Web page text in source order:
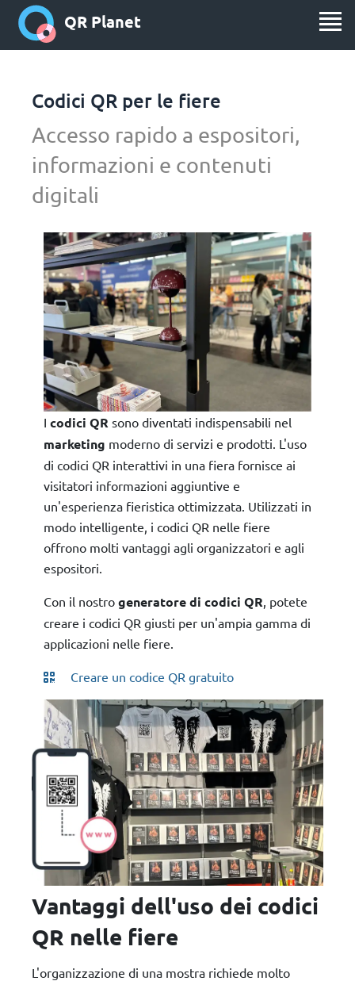
QR Planet
Codici QR per le fiere
Accesso rapido a espositori,
informazioni e contenuti
digitali
I codici QR sono diventati indispensabili nel
marketing moderno di servizi e prodotti. L'uso
di codici QR interattivi in una fiera fornisce ai
visitatori informazioni aggiuntive e
un'esperienza fieristica ottimizzata. Utilizzati in
modo intelligente, i codici QR nelle fiere
offrono molti vantaggi agli organizzatori e agli
espositori.
Con il nostro generatore di codici QR , potete
creare i codici QR giusti per un'ampia gamma di
applicazioni nelle fiere.
Creare un codice QR gratuito
Vantaggi dell'uso dei codici
QR nelle fiere
L'organizzazione di una mostra richiede molto